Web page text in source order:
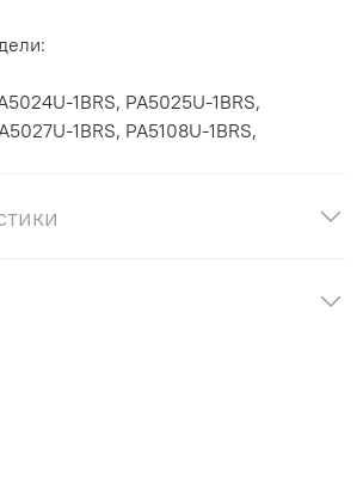
1BRS, PA5025U-1BRS,
1BRS, PA5108U-1BRS,